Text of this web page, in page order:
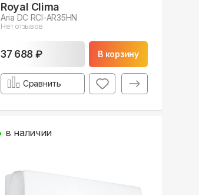
Royal Clima
Aria DC RCI-AR35HN
Нет отзывов
37 688 ₽ В корзину
Сравнить
в наличии